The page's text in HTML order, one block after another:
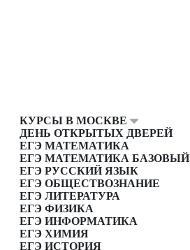
КУРСЫ В МОСКВЕ
ДЕНЬ ОТКРЫТЫХ ДВЕРЕЙ
ЕГЭ МАТЕМАТИКА
ЕГЭ МАТЕМАТИКА БАЗОВЫЙ
ЕГЭ РУССКИЙ ЯЗЫК
ЕГЭ ОБЩЕСТВОЗНАНИЕ
ЕГЭ ЛИТЕРАТУРА
ЕГЭ ФИЗИКА
ЕГЭ ИНФОРМАТИКА
ЕГЭ ХИМИЯ
ЕГЭ ИСТОРИЯ